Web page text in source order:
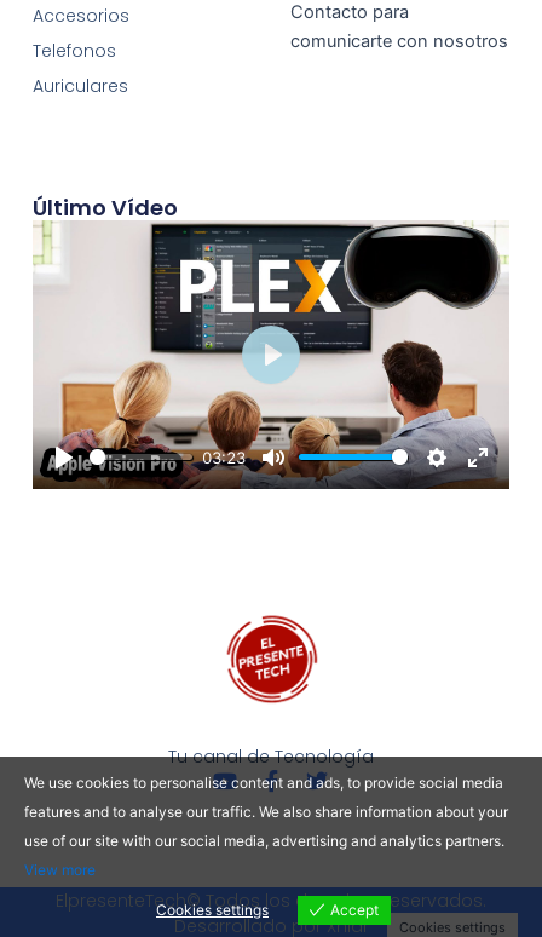
Tu canal de Tecnología
Y
o
u
t
b
e
F
a
c
e
o
o
k
T
w
i
t
e
r
Accesorios
Telefonos
Auriculares
Contacto para
comunicarte con nosotros
Último Vídeo
Play
03:23
Mute Settings
Enter
Play
ElpresenteTech© Todos los derechos reservados.
Desarrollado por Xhlar
We use cookies to personalise content and ads, to provide social media
features and to analyse our traffic. We also share information about your
use of our site with our social media, advertising and analytics partners.
View more
Cookies settings Accept
Cookies settings